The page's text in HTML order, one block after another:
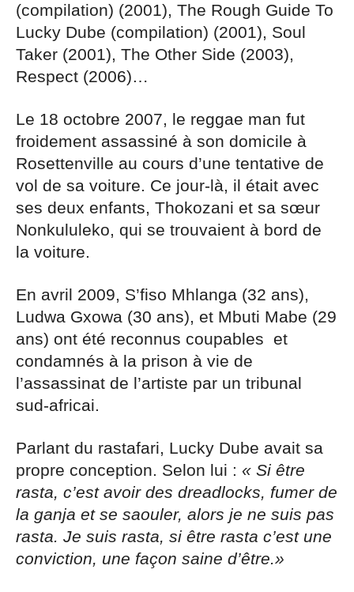
(compilation) (2001), The Rough Guide To
Lucky Dube (compilation) (2001), Soul
Taker (2001), The Other Side (2003),
Respect (2006)…
Le 18 octobre 2007, le reggae man fut
froidement assassiné à son domicile à
Rosettenville au cours d’une tentative de
vol de sa voiture. Ce jour-là, il était avec
ses deux enfants, Thokozani et sa sœur
Nonkululeko, qui se trouvaient à bord de
la voiture.
En avril 2009, S’fiso Mhlanga (32 ans),
Ludwa Gxowa (30 ans), et Mbuti Mabe (29
ans) ont été reconnus coupables et
condamnés à la prison à vie de
l’assassinat de l’artiste par un tribunal
sud-africai.
Parlant du rastafari, Lucky Dube avait sa
propre conception. Selon lui : « Si être
rasta, c’est avoir des dreadlocks, fumer de
la ganja et se saouler, alors je ne suis pas
rasta. Je suis rasta, si être rasta c’est une
conviction, une façon saine d’être.»